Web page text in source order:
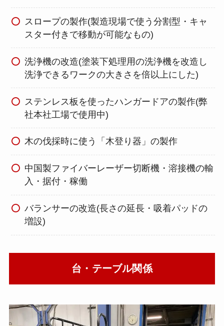
スロープの製作(製造現場で使う分割型・キャ
スター付きで移動が可能なもの)
洗浄機の改造(塗装下処理用の洗浄機を改造し
洗浄できるワークの大きさを倍以上にした)
ステンレス板を使ったハンガードアの製作(弊
社本社工場で使用中)
木の伐採時に使う「木登り器」の製作
中国製ファイバーレーザー切断機・溶接機の輸
入・据付・稼働
バランサーの改造(長さの延長・吸着パッドの
増設)
台・テーブル関係